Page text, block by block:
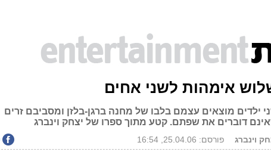
אימהות לשני אחים
ילדים מוצאים עצמם בלבו של מחנה ברגן-בלזן ומסביבם זרים
דוברים את שפתם. קטע מתוך ספרו של יצחק וינברג
וינברג פורסם: 25.04.06, 16:54